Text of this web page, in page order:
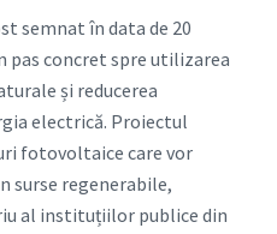
semnat în data de 20
pas concret spre utilizarea
și reducerea
electrică. Proiectul
fotovoltaice care vor
surse regenerabile,
al instituțiilor publice din